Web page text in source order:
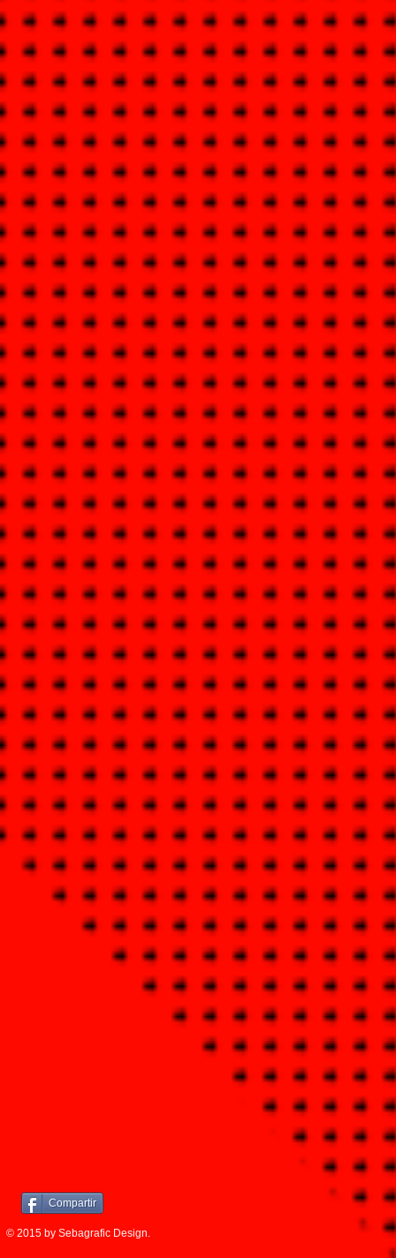
Compartir
© 2015 by Sebagrafic Design.